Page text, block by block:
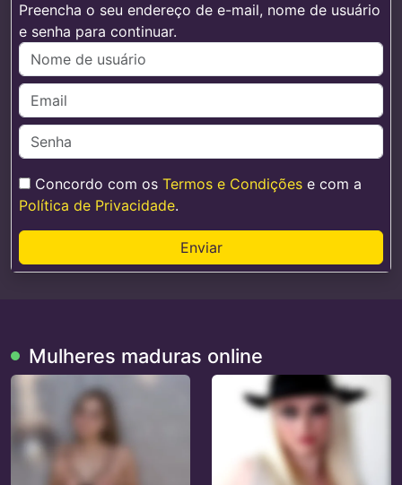
Preencha o seu endereço de e-mail, nome de usuário
e senha para continuar.
Concordo com os Termos e Condições e com a
Política de Privacidade.
Enviar
Mulheres maduras online